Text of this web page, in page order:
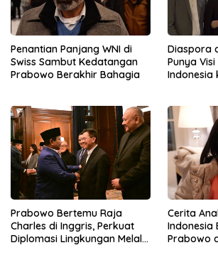
Penantian Panjang WNI di
Swiss Sambut Kedatangan
Prabowo Berakhir Bahagia
Diaspora
Punya
Indonesia
Prabowo Bertemu Raja
Charles di Inggris, Perkuat
Diplomasi Lingkungan Melalui
Cerita
Indonesia
Prabowo